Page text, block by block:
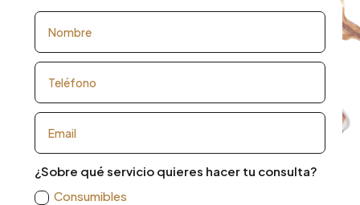
¿Sobre qué servicio quieres hacer tu consulta?
Consumibles